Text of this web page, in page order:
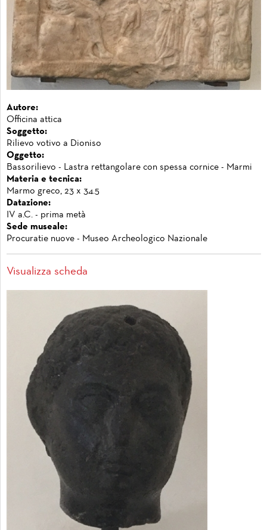
Autore:
Officina attica
Soggetto:
Rilievo votivo a Dioniso
Oggetto:
Bassorilievo - Lastra rettangolare con spessa cornice - Marmi
Materia e tecnica:
Marmo greco, 23 x 34.5
Datazione:
IV a.C. - prima metà
Sede museale:
Procuratie nuove - Museo Archeologico Nazionale
Visualizza scheda